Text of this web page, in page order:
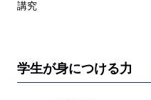
講究
学生が身につける力